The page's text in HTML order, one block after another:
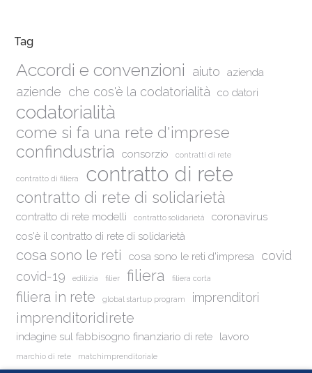
Tag
Accordi e convenzioni aiuto azienda
aziende che cos'è la codatorialità co datori
codatorialità
come si fa una rete d'imprese
confindustria consorzio contratti di rete
contratto di filiera contratto di rete
contratto di rete di solidarietà
contratto di rete modelli contratto solidarietà
coronavirus
cos'è il contratto di rete di solidarietà
cosa sono le reti cosa sono le reti d'impresa
covid
covid-19
edilizia filier filiera filiera corta
filiera in rete global startup program imprenditori
imprenditoridirete
indagine sul fabbisogno finanziario di rete lavoro
marchio di rete matchimprenditoriale